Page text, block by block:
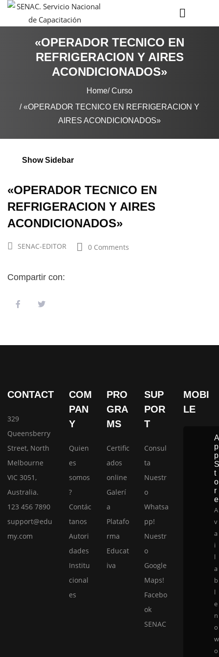
«OPERADOR TECNICO EN
REFRIGERACION Y AIRES
ACONDICIONADOS»
Home Curso
«OPERADOR TECNICO EN REFRIGERACION Y
AIRES ACONDICIONADOS»
Show Sidebar
«OPERADOR TECNICO EN
REFRIGERACION Y AIRES
ACONDICIONADOS»
SENAC-EDITOR 0 Comments
Compartir con:
CONTACT
329
Queensberry
Street, North
Melbourne
VIC 3051,
Australia.
123 456 7890
support@edu
my.com
COM
PAN
Y
Quien
es
somos
?
Contác
tanos
Autori
dades
Institu
cional
es
PRO
GRA
MS
Certific
ados
online
Galerí
a
Platafo
rma
Educat
iva
SUP
POR
T
Consul
ta
Nuestr
o
Whatsa
pp!
Nuestr
o
Google
Maps!
Facebo
ok
SENAC
MOBI
LE
p
p
t
o
r
e
A
v
a
i
l
a
b
l
e
n
o
w
o